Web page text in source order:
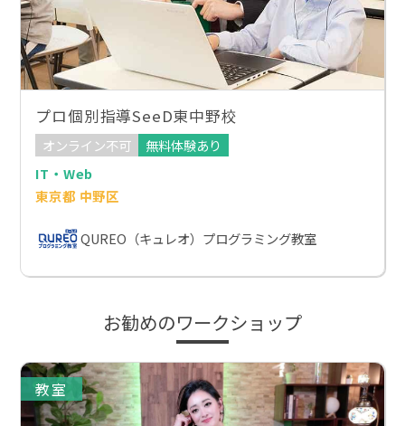
プロ個別指導SeeD東中野校
オンライン不可
無料体験あり
IT・Web
東京都 中野区
QUREO（キュレオ）プログラミング教室
お勧めのワークショップ
教室